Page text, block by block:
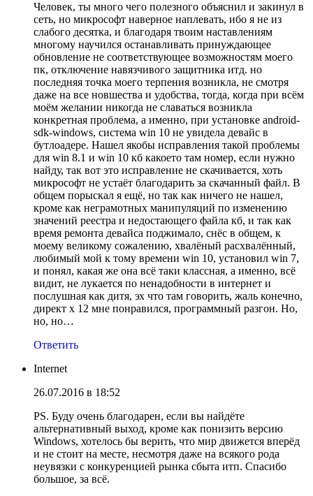
Человек, ты много чего полезного объяснил и закинул в
сеть, но микрософт наверное наплевать, ибо я не из
слабого десятка, и благодаря твоим наставлениям
многому научился останавливать принуждающее
обновление не соответствующее возможностям моего
пк, отключение навязчивого защитника итд. но
последняя точка моего терпения возникла, не смотря
даже на все новшества и удобства, тогда, когда при всём
моём желании никогда не славаться возникла
конкретная проблема, а именно, при установке android-
sdk-windows, система win 10 не увидела девайс в
бутлоадере. Нашел якобы исправления такой проблемы
для win 8.1 и win 10 кб какоето там номер, если нужно
найду, так вот это исправление не скачивается, хоть
микрософт не устаёт благодарить за скачанный файл. В
общем порыскал я ещё, но так как ничего не нашел,
кроме как неграмотных манипуляций по изменению
значений реестра и недостающего файла кб, и так как
время ремонта девайса поджимало, снёс в общем, к
моему великому сожалению, хвалёный расхвалённый,
любимый мой к тому времени win 10, установил win 7,
и понял, какая же она всё таки классная, а именно, всё
видит, не лукается по ненадобности в интернет и
послушная как дитя, эх что там говорить, жаль конечно,
директ х 12 мне понравился, программный разгон. Но,
но, но…
Ответить
Internet
26.07.2016 в 18:52
PS. Буду очень благодарен, если вы найдёте
альтернативный выход, кроме как понизить версию
Windows, хотелось бы верить, что мир движется вперёд
и не стоит на месте, несмотря даже на всякого рода
неувязки с конкуренцией рынка сбыта итп. Спасибо
большое, за всё.